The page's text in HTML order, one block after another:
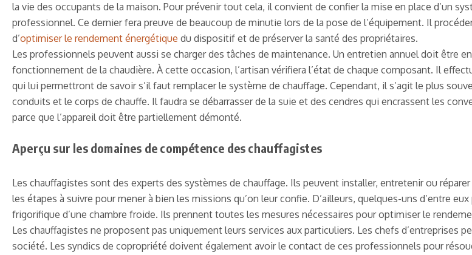
la vie des occupants de la maison. Pour prévenir tout cela, il convient de confier la mise en place d’un
professionnel. Ce dernier fera preuve de beaucoup de minutie lors de la pose de l’équipement. Il
d’optimiser le rendement énergétique du dispositif et de préserver la santé des propriétaires.
Les professionnels peuvent aussi se charger des tâches de maintenance. Un entretien annuel doit être
fonctionnement de la chaudière. À cette occasion, l’artisan vérifiera l’état de chaque composant. Il
qui lui permettront de savoir s’il faut remplacer le système de chauffage. Cependant, il s’agit le plus
conduits et le corps de chauffe. Il faudra se débarrasser de la suie et des cendres qui encrassent les
parce que l’appareil doit être partiellement démonté.
Aperçu sur les domaines de compétence des chauffagistes
Les chauffagistes sont des experts des systèmes de chauffage. Ils peuvent installer, entretenir ou
les étapes à suivre pour mener à bien les missions qu’on leur confie. D’ailleurs, quelques-uns d’entre
frigorifique d’une chambre froide. Ils prennent toutes les mesures nécessaires pour optimiser le
Les chauffagistes ne proposent pas uniquement leurs services aux particuliers. Les chefs d’entreprises
société. Les syndics de copropriété doivent également avoir le contact de ces professionnels pour